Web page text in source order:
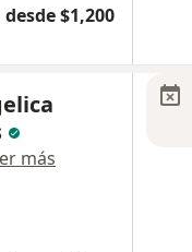
desde $1,200
más